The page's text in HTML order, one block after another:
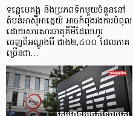
ទន្លេមេគង្គ និងប្រភពទឹកមួយចំនួននៅ
តំបន់អាស៊ីអាគ្នេយ៍ អាចកំពុងរងការបំពុល
ដោយសារសារធាតុគីមីដែលហូរ
ចេញពីអណ្តូងរ៉ែ ជាង២,៤០០ ដែលភាគ
ច្រើនជា…